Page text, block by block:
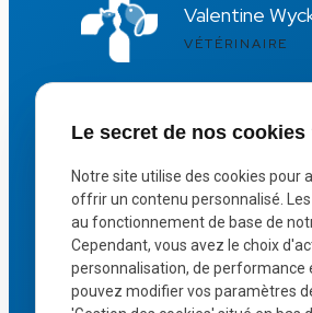
Valentine
VÉTÉRINAIRE
Le secret de nos cookies
Notre site utilise des cookies pour
offrir un contenu personnalisé.
au fonctionnement de base de
Cependant, vous avez le choix
personnalisation, de performance
pouvez modifier vos paramètres